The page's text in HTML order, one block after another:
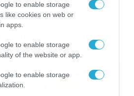
to enable storage
like cookies on web or
apps.
to enable storage
of the website or app.
to enable storage
πράσινα ο Ισραηλινός